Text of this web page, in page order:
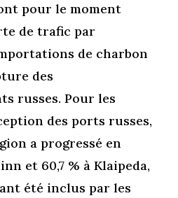
pour le moment
de trafic par
de charbon
des
russes. Pour les
des ports russes,
a progressé en
et 60,7 % à Klaipeda,
été inclus par les